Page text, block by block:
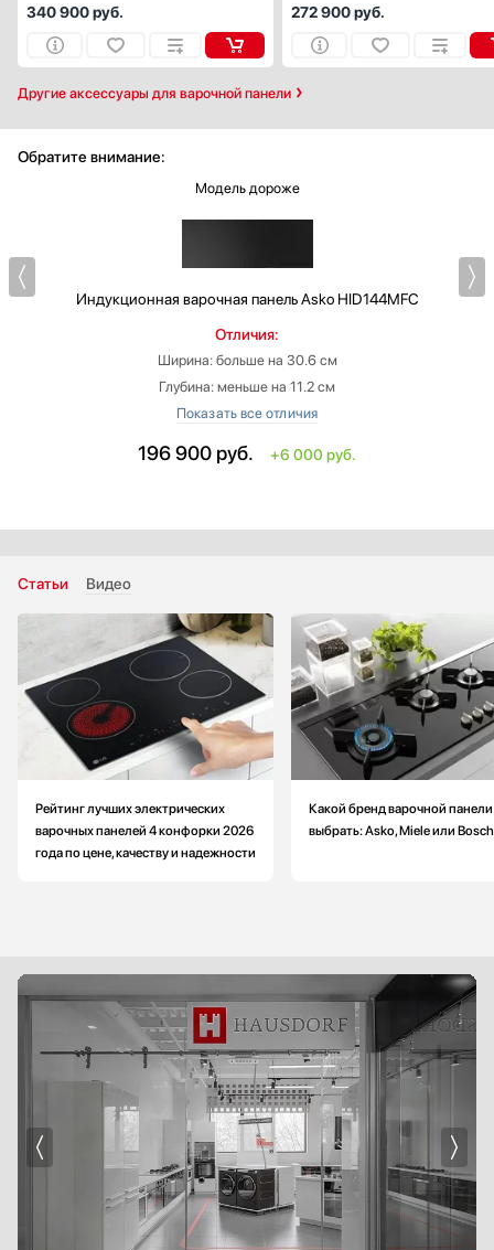
Другие аксессуары для варочной панели
340 900руб. 272 900руб.
Обратите внимание:
Модель дороже
Индукционная варочная панельAsko HID144MFC
Отличия:
Ширина: больше на 30.6 см
Глубина: меньше на 11.2 см
Цвет: матовый черный
Глубина встраивания: меньше на 10.5 см
196 900 руб. +6 000 руб.
Статьи Видео
Рейтинг лучших электрических
варочных панелей 4 конфорки 2026
года по цене, качеству и надежности
Какой бренд варочной панели
выбрать: Asko, Miele или Bosch